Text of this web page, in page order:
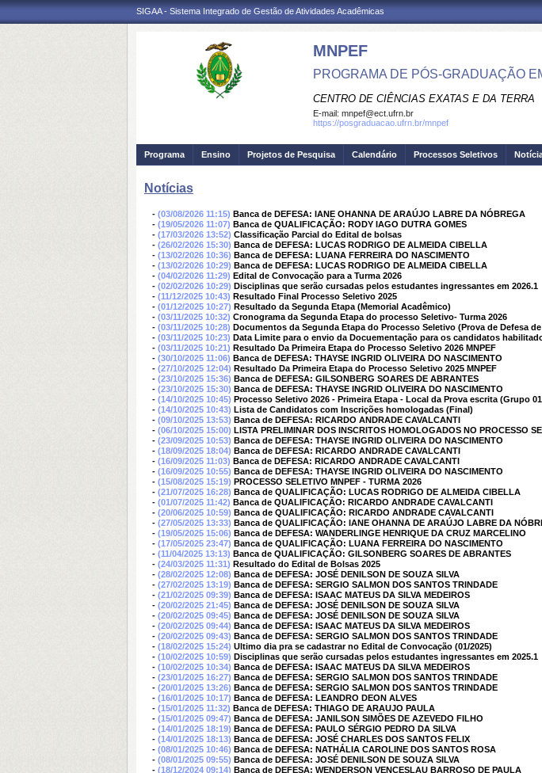
SIGAA - Sistema Integrado de Gestão de Atividades Acadêmicas
MNPEF
PROGRAMA DE PÓS-GRADUAÇÃO
CENTRO DE CIÊNCIAS EXATAS E DA TERRA
E-mail: mnpef@ect.ufrn.br
https://posgraduacao.ufrn.br/mnpef
Programa Ensino Projetos de Pesquisa Calendário Processos Seletivos
Notícias
- (03/08/2026 11:15) Banca de DEFESA: IANE OHANNA DE ARAÚJO LABRE DA NÓBREGA
- (19/05/2026 11:07) Banca de QUALIFICAÇÃO: RODY IAGO DUTRA GOMES
- (17/03/2026 13:52) Classificação Parcial do Edital de bolsas
- (26/02/2026 15:30) Banca de DEFESA: LUCAS RODRIGO DE ALMEIDA CIBELLA
- (13/02/2026 10:36) Banca de DEFESA: LUANA FERREIRA DO NASCIMENTO
- (13/02/2026 10:29) Banca de DEFESA: LUCAS RODRIGO DE ALMEIDA CIBELLA
- (04/02/2026 11:29) Edital de Convocação para a Turma 2026
- (02/02/2026 10:29) Disciplinas que serão cursadas pelos estudantes ingressantes em 2026.1
- (11/12/2025 10:43) Resultado Final Processo Seletivo 2025
- (01/12/2025 10:27) Resultado da Segunda Etapa (Memorial Acadêmico)
- (03/11/2025 10:32) Cronograma da Segunda Etapa do processo Seletivo- Turma 2026
- (03/11/2025 10:28) Documentos da Segunda Etapa do Processo Seletivo (Prova de Defesa
- (03/11/2025 10:23) Data Limite para o envio da Docuementação para os candidatos
- (03/11/2025 10:21) Resultado Da Primeira Etapa do Processo Seletivo 2026 MNPEF
- (30/10/2025 11:06) Banca de DEFESA: THAYSE INGRID OLIVEIRA DO NASCIMENTO
- (27/10/2025 12:04) Resultado Da Primeira Etapa do Processo Seletivo 2025 MNPEF
- (23/10/2025 15:36) Banca de DEFESA: GILSONBERG SOARES DE ABRANTES
- (23/10/2025 15:30) Banca de DEFESA: THAYSE INGRID OLIVEIRA DO NASCIMENTO
- (14/10/2025 10:45) Processo Seletivo 2026 - Primeira Etapa - Local da Prova escrita (Grupo
- (14/10/2025 10:43) Lista de Candidatos com Inscrições homologadas (Final)
- (09/10/2025 13:53) Banca de DEFESA: RICARDO ANDRADE CAVALCANTI
- (06/10/2025 15:00) LISTA PRELIMINAR DOS INSCRITOS HOMOLOGADOS NO PROCESSO
- (23/09/2025 10:53) Banca de DEFESA: THAYSE INGRID OLIVEIRA DO NASCIMENTO
- (18/09/2025 18:04) Banca de DEFESA: RICARDO ANDRADE CAVALCANTI
- (16/09/2025 11:03) Banca de DEFESA: RICARDO ANDRADE CAVALCANTI
- (16/09/2025 10:55) Banca de DEFESA: THAYSE INGRID OLIVEIRA DO NASCIMENTO
- (15/08/2025 15:19) PROCESSO SELETIVO MNPEF - TURMA 2026
- (21/07/2025 16:28) Banca de QUALIFICAÇÃO: LUCAS RODRIGO DE ALMEIDA CIBELLA
- (01/07/2025 11:42) Banca de QUALIFICAÇÃO: RICARDO ANDRADE CAVALCANTI
- (20/06/2025 10:59) Banca de QUALIFICAÇÃO: RICARDO ANDRADE CAVALCANTI
- (27/05/2025 13:33) Banca de QUALIFICAÇÃO: IANE OHANNA DE ARAÚJO LABRE DA
- (19/05/2025 15:06) Banca de DEFESA: WANDERLINGE HENRIQUE DA CRUZ MARCELINO
- (17/05/2025 23:47) Banca de QUALIFICAÇÃO: LUANA FERREIRA DO NASCIMENTO
- (11/04/2025 13:13) Banca de QUALIFICAÇÃO: GILSONBERG SOARES DE ABRANTES
- (24/03/2025 11:31) Resultado do Edital de Bolsas 2025
- (28/02/2025 12:08) Banca de DEFESA: JOSÉ DENILSON DE SOUZA SILVA
- (27/02/2025 13:19) Banca de DEFESA: SERGIO SALMON DOS SANTOS TRINDADE
- (21/02/2025 09:39) Banca de DEFESA: ISAAC MATEUS DA SILVA MEDEIROS
- (20/02/2025 21:45) Banca de DEFESA: JOSÉ DENILSON DE SOUZA SILVA
- (20/02/2025 09:45) Banca de DEFESA: JOSÉ DENILSON DE SOUZA SILVA
- (20/02/2025 09:44) Banca de DEFESA: ISAAC MATEUS DA SILVA MEDEIROS
- (20/02/2025 09:43) Banca de DEFESA: SERGIO SALMON DOS SANTOS TRINDADE
- (18/02/2025 15:24) Ultimo dia pra se cadastrar no Edital de Convocação (01/2025)
- (10/02/2025 10:59) Disciplinas que serão cursadas pelos estudantes ingressantes em 2025.1
- (10/02/2025 10:34) Banca de DEFESA: ISAAC MATEUS DA SILVA MEDEIROS
- (23/01/2025 16:27) Banca de DEFESA: SERGIO SALMON DOS SANTOS TRINDADE
- (20/01/2025 13:26) Banca de DEFESA: SERGIO SALMON DOS SANTOS TRINDADE
- (16/01/2025 10:17) Banca de DEFESA: LEANDRO DEON ALVES
- (15/01/2025 11:32) Banca de DEFESA: THIAGO DE ARAUJO PAULA
- (15/01/2025 09:47) Banca de DEFESA: JANILSON SIMÕES DE AZEVEDO FILHO
- (14/01/2025 18:19) Banca de DEFESA: PAULO SÉRGIO PEDRO DA SILVA
- (14/01/2025 18:13) Banca de DEFESA: JOSÉ CHARLES DOS SANTOS FELIX
- (08/01/2025 10:46) Banca de DEFESA: NATHÁLIA CAROLINE DOS SANTOS ROSA
- (08/01/2025 09:55) Banca de DEFESA: JOSÉ DENILSON DE SOUZA SILVA
- (18/12/2024 09:14) Banca de DEFESA: WENDERSON VENCESLAU BARROSO DE PAULA